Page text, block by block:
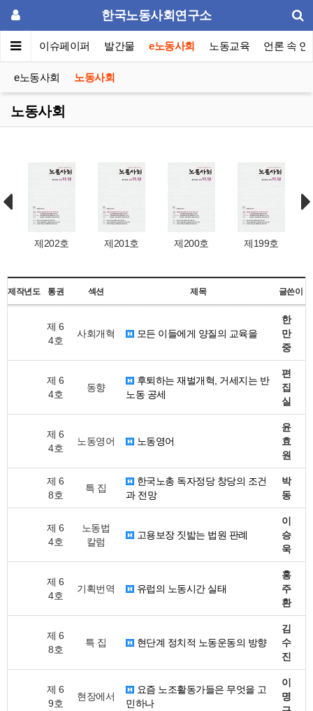
한국노동사회연구소
포럼 이슈페이퍼 발간물 e노동사회 노동교육 언론 속 연
e노동사회 노동사회
노동사회
제202호 제201호 제200호 제199호
제작년도 통권 섹션 제목 글쓴이
제 6
4호
사회개혁 모든 이들에게 양질의 교육을
한
만
중
제 6
4호
동향
후퇴하는 재벌개혁, 거세지는 반
노동 공세
편
집
실
제 6
4호
노동영어 노동영어
윤
효
원
제 6
8호
특 집
한국노총 독자정당 창당의 조건
과 전망
박
동
제 6
4호
노동법
칼럼
고용보장 짓밟는 법원 판례
이
승
욱
제 6
4호
기획번역 유럽의 노동시간 실태
홍
주
환
제 6
8호
특 집 현단계 정치적 노동운동의 방향
김
수
진
제 6
9호
현장에서
요즘 노조활동가들은 무엇을 고
민하나
이
명